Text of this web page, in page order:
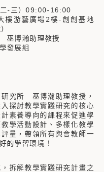
-三）09:00-16:00
樓游藝廣場2樓-創創基地
巫博瀚助理教授
發展組
究所 巫博瀚助理教授，
探討教學實踐研究的核心
素養導向的課程來促進學
學活動設計、多樣化教學
量，帶領所有與會教師一
的學習環境！
拆解教學實踐研究計畫之